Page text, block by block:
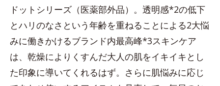
ドットシリーズ（医薬部外品）。透明感*2の低下
とハリのなさという年齢を重ねることによる2大悩
みに働きかけるブランド内最高峰*3スキンケア
は、乾燥によりくすんだ大人の肌をイキイキとし
た印象に導いてくれるはず。さらに肌悩みに応じ